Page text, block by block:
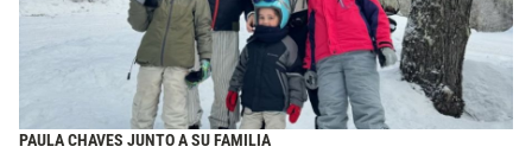
PAULA CHAVES JUNTO A SU FAMILIA